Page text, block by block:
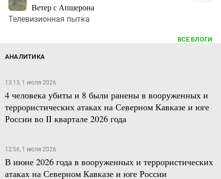
Ветер с Апшерона
Телевизионная пытка
ВСЕ БЛОГИ
АНАЛИТИКА
13:13, 1 июля 2026
4 человека убиты и 8 были ранены в вооруженных и
террористических атаках на Северном Кавказе и юге
России во II квартале 2026 года
12:56, 1 июля 2026
В июне 2026 года в вооруженных и террористических
атаках на Северном Кавказе и юге России